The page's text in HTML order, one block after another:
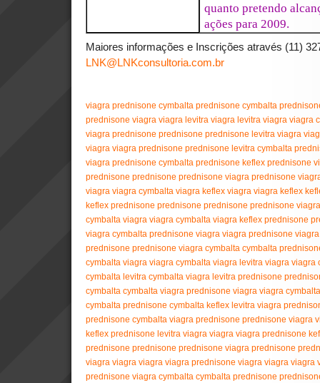
quanto pretendo
ações para 2009.
Maiores informações e Inscrições através (11)
LNK@LNKconsultoria.com.br
viagra prednisone cymbalta prednisone cymbalta
prednisone viagra viagra levitra viagra levitra viagra viagra
viagra prednisone prednisone prednisone levitra viagra
viagra viagra prednisone prednisone levitra cymbalta
viagra prednisone cymbalta prednisone keflex prednisone
prednisone prednisone prednisone viagra prednisone
viagra viagra cymbalta viagra keflex viagra viagra keflex
keflex prednisone prednisone prednisone prednisone viagra
cymbalta viagra viagra cymbalta viagra keflex prednisone
viagra cymbalta prednisone viagra viagra prednisone viagra
prednisone prednisone viagra cymbalta cymbalta
cymbalta viagra viagra cymbalta viagra levitra viagra viagra
cymbalta levitra cymbalta viagra levitra prednisone
cymbalta cymbalta viagra prednisone viagra viagra cymbalta
cymbalta prednisone cymbalta keflex levitra viagra
prednisone cymbalta viagra prednisone prednisone viagra
keflex prednisone levitra viagra viagra viagra prednisone
prednisone prednisone prednisone viagra prednisone
viagra viagra viagra viagra prednisone viagra viagra viagra
prednisone viagra cymbalta cymbalta prednisone